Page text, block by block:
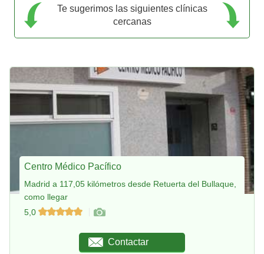
Te sugerimos las siguientes clínicas
cercanas
Centro Médico Pacífico
Madrid a 117,05 kilómetros desde Retuerta del Bullaque,
como llegar
5,0
Contactar